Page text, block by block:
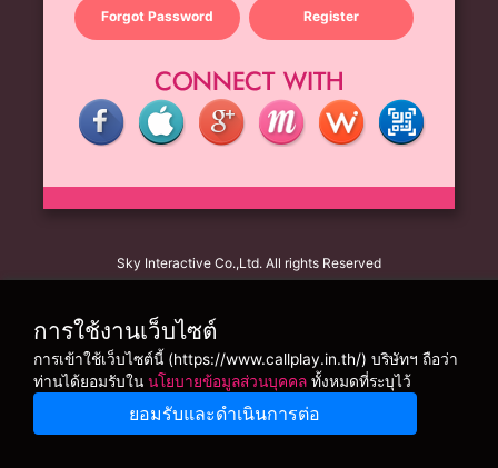
Forgot Password Register
Sky Interactive Co.,Ltd. All rights Reserved
การใช้งานเว็บไซต์
การเข้าใช้เว็บไซต์นี้ (https://www.callplay.in.th/) บริษัทฯ ถือว่า
ท่านได้ยอมรับใน นโยบายข้อมูลส่วนบุคคล ทั้งหมดที่ระบุไว้
ยอมรับและดำเนินการต่อ